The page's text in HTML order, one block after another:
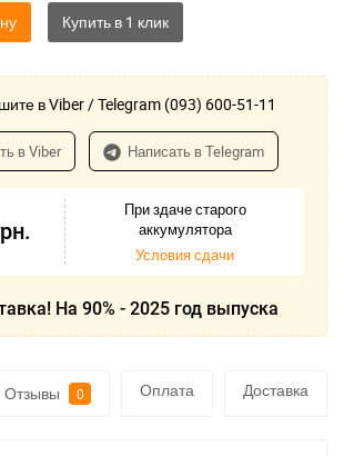
в Viber / Telegram (093) 600-51-11
в Viber Написать в Telegram
При здаче старого
аккумулятора
Условия сдачи
На 90% - 2025 год выпуска
Отзывы 0 Оплата Доставка